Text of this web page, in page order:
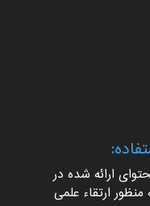
ارائه شده در
ارتقاء علمی